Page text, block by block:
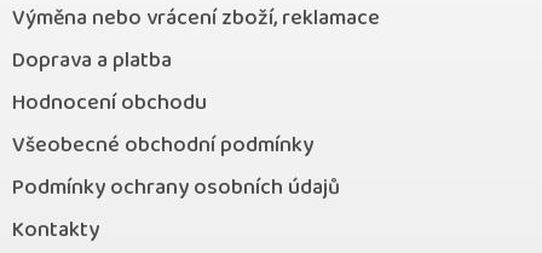
Výměna nebo vrácení zboží, reklamace
Doprava a platba
Hodnocení obchodu
Všeobecné obchodní podmínky
Podmínky ochrany osobních údajů
Kontakty